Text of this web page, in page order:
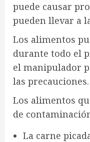
puede causar
pueden llevar a
Los alimentos
durante todo el
el manipulador
las precauciones.
Los alimentos
de
La carne